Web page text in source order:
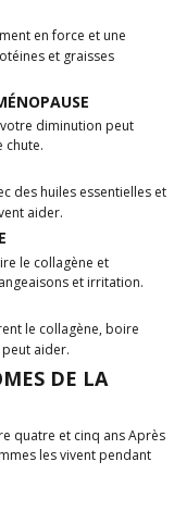
en force et une
et graisses
diminution peut
chute.
des huiles essentielles et
aider.
le collagène et
et irritation.
le collagène, boire
aider.
DE LA
quatre et cinq ansAprès
les vivent pendant